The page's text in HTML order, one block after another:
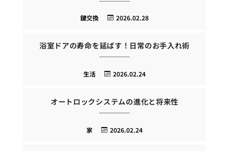
2026.02.28
鍵交換
浴室ドアの寿命を延ばす！日常のお手入れ術
2026.02.24
生活
オートロックシステムの進化と将来性
2026.02.24
家